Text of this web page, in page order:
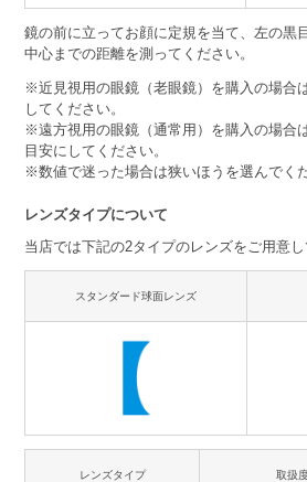
鏡の前に立ってお顔に定規を当て、左の黒
中心までの距離を測ってください。
※近見視用の眼鏡（老眼鏡）を購入の場合
してください。
※遠方視用の眼鏡（通常用）を購入の場合
目安にしてください。
※数値で迷った場合は狭いほうを選んでく
レンズタイプについて
当店では下記の2タイプのレンズをご用意し
スタンダード球面レンズ
レンズタイプ 取扱